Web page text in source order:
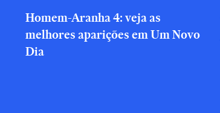
Homem-Aranha 4: veja as
melhores aparições em Um Novo
Dia